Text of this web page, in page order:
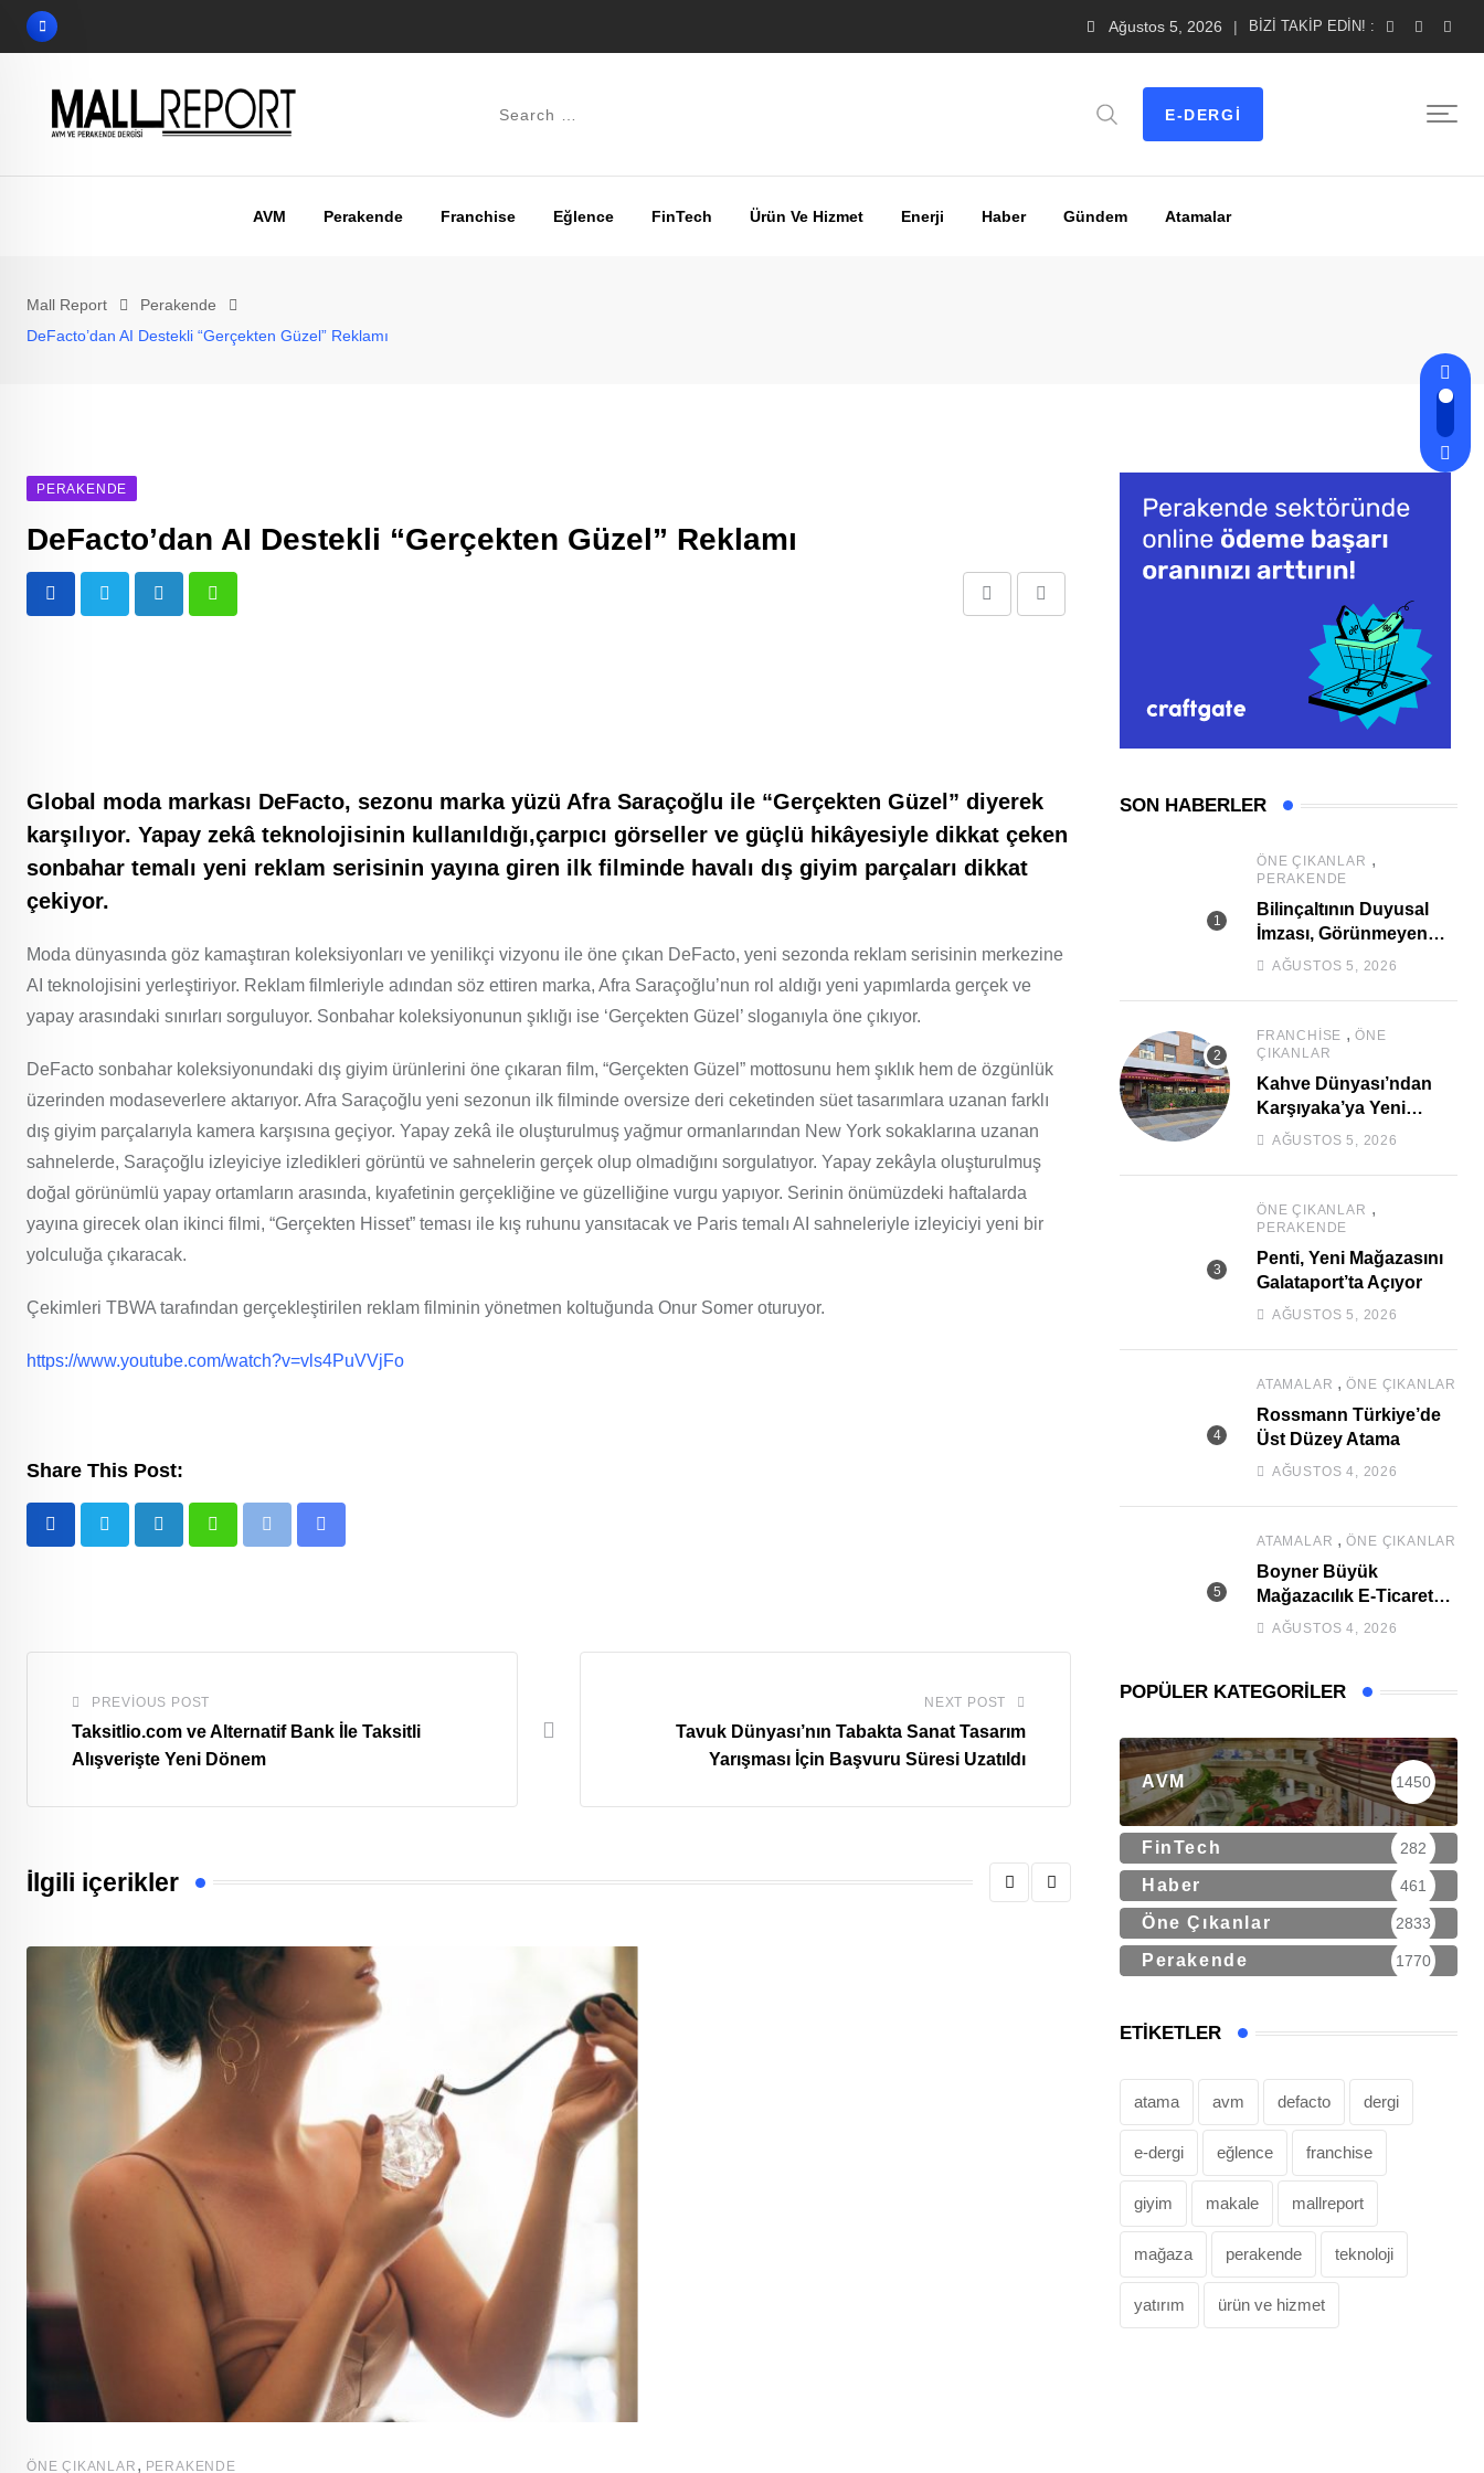
Skip
Ağustos 5, 2026 BIZI TAKIP EDIN! :
E-DERGI
AVM Perakende Franchise Eğlence FinTech Ürün Ve Hizmet Enerji Haber Gündem Atamalar
Mall Report
Perakende
DeFacto’dan AI Destekli “Gerçekten Güzel” Reklamı
PERAKENDE
DeFacto’dan AI Destekli “Gerçekten Güzel” Reklamı
Global moda markası DeFacto, sezonu marka yüzü Afra Saraçoğlu ile “Gerçekten Güzel” diyerek
karşılıyor. Yapay zekâ teknolojisinin kullanıldığı,çarpıcı görseller ve güçlü hikâyesiyle dikkat çeken
sonbahar temalı yeni reklam serisinin yayına giren ilk filminde havalı dış giyim parçaları dikkat
çekiyor.
Moda dünyasında göz kamaştıran koleksiyonları ve yenilikçi vizyonu ile öne çıkan DeFacto, yeni sezonda reklam serisinin merkezine
AI teknolojisini yerleştiriyor. Reklam filmleriyle adından söz ettiren marka, Afra Saraçoğlu’nun rol aldığı yeni yapımlarda gerçek ve
yapay arasındaki sınırları sorguluyor. Sonbahar koleksiyonunun şıklığı ise ‘Gerçekten Güzel’ sloganıyla öne çıkıyor.
DeFacto sonbahar koleksiyonundaki dış giyim ürünlerini öne çıkaran film, “Gerçekten Güzel” mottosunu hem şıklık hem de özgünlük
üzerinden modaseverlere aktarıyor. Afra Saraçoğlu yeni sezonun ilk filminde oversize deri ceketinden süet tasarımlara uzanan farklı
dış giyim parçalarıyla kamera karşısına geçiyor. Yapay zekâ ile oluşturulmuş yağmur ormanlarından New York sokaklarına uzanan
sahnelerde, Saraçoğlu izleyiciye izledikleri görüntü ve sahnelerin gerçek olup olmadığını sorgulatıyor. Yapay zekâyla oluşturulmuş
doğal görünümlü yapay ortamların arasında, kıyafetinin gerçekliğine ve güzelliğine vurgu yapıyor. Serinin önümüzdeki haftalarda
yayına girecek olan ikinci filmi, “Gerçekten Hisset” teması ile kış ruhunu yansıtacak ve Paris temalı AI sahneleriyle izleyiciyi yeni bir
yolculuğa çıkaracak.
Çekimleri TBWA tarafından gerçekleştirilen reklam filminin yönetmen koltuğunda Onur Somer oturuyor.
https://www.youtube.com/watch?v=vls4PuVVjFo
Share This Post:
PREVIOUS POST
Taksitlio.com ve Alternatif Bank İle Taksitli
Alışverişte Yeni Dönem
NEXT POST
Tavuk Dünyası’nın Tabakta Sanat Tasarım
Yarışması İçin Başvuru Süresi Uzatıldı
İlgili içerikler
ÖNE ÇIKANLAR , PERAKENDE
SON HABERLER
ÖNE ÇIKANLAR ,
PERAKENDE
Bilinçaltının Duyusal
İmzası, Görünmeyen
GüçAĞUSTOS 5, 2026
FRANCHISE ,ÖNE
ÇIKANLAR
Kahve Dünyası’ndan
Karşıyaka’ya Yeni
Mağaza
AĞUSTOS 5, 2026
ÖNE ÇIKANLAR ,
PERAKENDE
Penti, Yeni Mağazasını
Galataport’ta Açıyor
AĞUSTOS 5, 2026
ATAMALAR ,ÖNE ÇIKANLAR
Rossmann Türkiye’de
Üst Düzey Atama
AĞUSTOS 4, 2026
ATAMALAR ,ÖNE ÇIKANLAR
Boyner Büyük
Mağazacılık E-Ticaret
Genel Müdür Yardımcısı
AĞUSTOS 4, 2026
POPÜLER KATEGORILER
AVM 1450
FinTech 282
Haber 461
Öne Çıkanlar 2833
Perakende 1770
ETIKETLER
atama avm defacto dergi
e-dergi eğlence franchise
giyim makale mallreport
mağaza perakende teknoloji
yatırım ürün ve hizmet